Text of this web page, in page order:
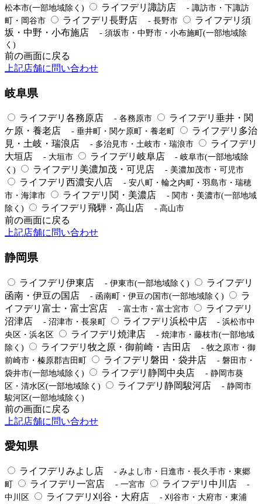
松本市(一部地域除く)
ライフデリ諏訪店
- 諏訪市・下諏訪
町・岡谷市
ライフデリ長野店 - 長野市
ライフデリ須
坂・中野・小布施店
- 須坂市・中野市・小布施町(一部地域除
く)
前の画面に戻る
上記店舗に問い合わせ
岐阜県
ライフデリ各務原店 - 各務原市
ライフデリ垂井・関
ケ原・養老店
- 垂井町・関ケ原町・養老町
ライフデリ多治
見・土岐・瑞浪店
- 多治見市・土岐市・瑞浪市
ライフデリ
大垣店
- 大垣市 ライフデリ岐阜店
- 岐阜市(一部地域除
く)
ライフデリ美濃加茂・可児店 - 美濃加茂市・可児市
ライフデリ西濃安八店
- 安八町・輪之内町・羽島市・瑞穂
市・海津市
ライフデリ関・美濃店
- 関市・美濃市(一部地域
除く)
ライフデリ飛騨・高山店 - 高山市
前の画面に戻る
上記店舗に問い合わせ
静岡県
ライフデリ伊東店 - 伊東市(一部地域除く)
ライフデリ
函南・伊豆の国店
- 函南町・伊豆の国市(一部地域除く)
ラ
イフデリ富士・富士宮店
- 富士市・富士宮市
ライフデリ
沼津店
- 沼津市・長泉町 ライフデリ浜松中店
- 浜松市中
央区・浜名区
ライフデリ焼津店
- 焼津市・藤枝市(一部地域
除く)
ライフデリ牧之原・御前崎・吉田店
- 牧之原市・御
前崎市・榛原郡吉田町
ライフデリ磐田・袋井店
- 磐田市・
袋井市(一部地域除く)
ライフデリ静岡中央店
- 静岡市葵
区・清水区(一部地域除く)
ライフデリ静岡駿河店
- 静岡市
駿河区(一部地域除く)
前の画面に戻る
上記店舗に問い合わせ
愛知県
ライフデリみよし店
- みよし市・日進市・長久手市・東郷
町
ライフデリ一宮店 - 一宮市 ライフデリ中川店
-
中川区
ライフデリ刈谷・大府店
- 刈谷市・大府市・東浦